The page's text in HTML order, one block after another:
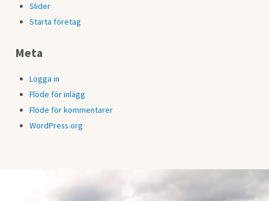
Slider
Starta företag
Meta
Logga in
Flöde för inlägg
Flöde för kommentarer
WordPress.org